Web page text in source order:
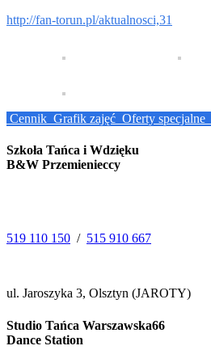
http://fan-torun.pl/aktualnosci,31
Cennik Grafik zajęć Oferty specjalne
Szkoła Tańca i Wdzięku
B&W Przemienieccy
519 110 150 / 515 910 667
ul. Jaroszyka 3, Olsztyn (JAROTY)
Studio Tańca Warszawska66
Dance Station